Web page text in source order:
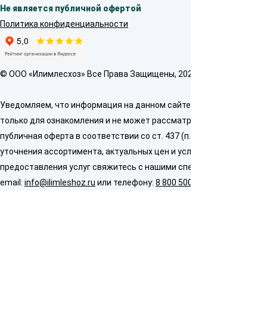
Не является публичной офертой
Политика конфиденциальности
© OOO «Илимлесхоз» Все Права Защищены, 2026
Уведомляем, что информация на данном сайте предназначена
только для ознакомления и не может рассматриваться как
публичная оферта в соответствии со ст. 437 (п. 2) ГК РФ. Для
уточнения ассортимента, актуальных цен и условий
предоставления услуг свяжитесь с нашими специалистами по
email: info@ilimleshoz.ru или телефону: 8 800 500 5437